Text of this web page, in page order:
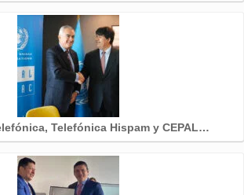
Telefónica Hispam y CEPAL…